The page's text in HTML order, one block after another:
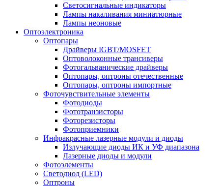
Светосигнальные индикаторы
Лампы накаливания миниатюрные
Лампы неоновые
Оптоэлектроника
Оптопары
Драйверы IGBT/MOSFET
Оптоволоконные трансиверы
Фотогальванические драйверы
Оптопары, оптроны отечественные
Оптопары, оптроны импортные
Фоточувствительные элементы
Фотодиоды
Фототранзисторы
Фоторезисторы
Фотоприемники
Инфракрасные лазерные модули и диоды
Излучающие диоды ИК и УФ диапазона
Лазерные диоды и модули
Фотоэлементы
Светодиод (LED)
Оптроны